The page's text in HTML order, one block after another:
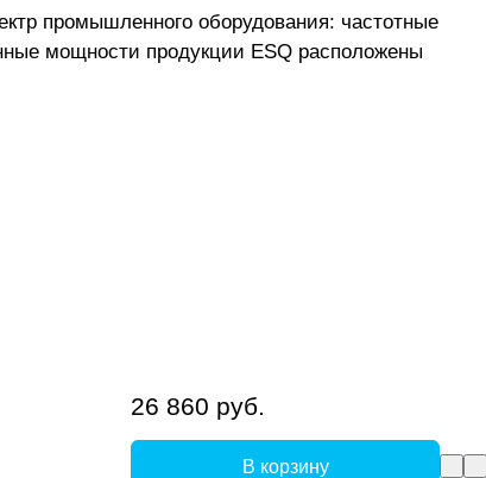
промышленного оборудования: частотные
мощности продукции ESQ расположены
26 860 руб.
В корзину